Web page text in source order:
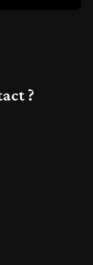
?